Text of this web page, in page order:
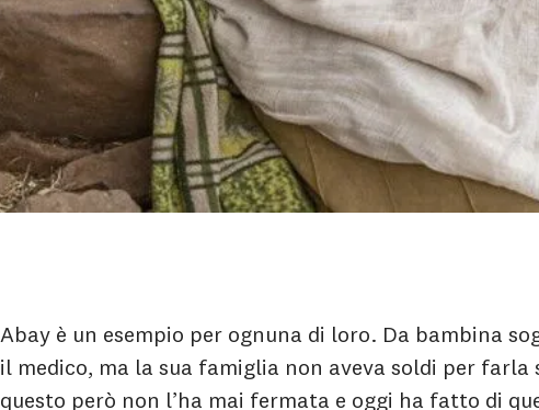
Abay è un esempio per ognuna di loro. Da bambina
il medico, ma la sua famiglia non aveva soldi per farla
questo però non l’ha mai fermata e oggi ha fatto di